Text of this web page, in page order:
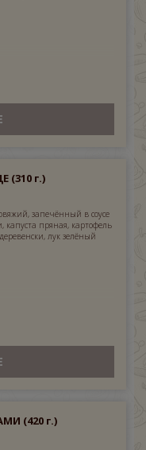
(310 г.)
запечённый в соусе
капуста пряная, картофель
лук зелёный
(420 г.)